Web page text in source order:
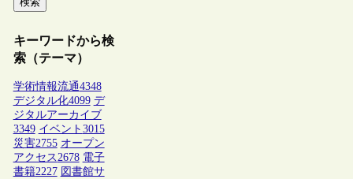
キーワードから検
索（テーマ）
学術情報流通4348
デジタル化4099 デ
ジタルアーカイブ
3349 イベント 3015
災害2755 オープン
アクセス2678 電子
書籍2227 図書館サ